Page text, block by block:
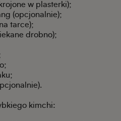
w plasterki);
(opcjonalnie);
tarce);
drobno);
kimchi: